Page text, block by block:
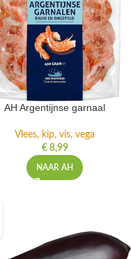
AH Argentijnse garnaal
Vlees, kip, vis, vega
€8,99
NAAR AH